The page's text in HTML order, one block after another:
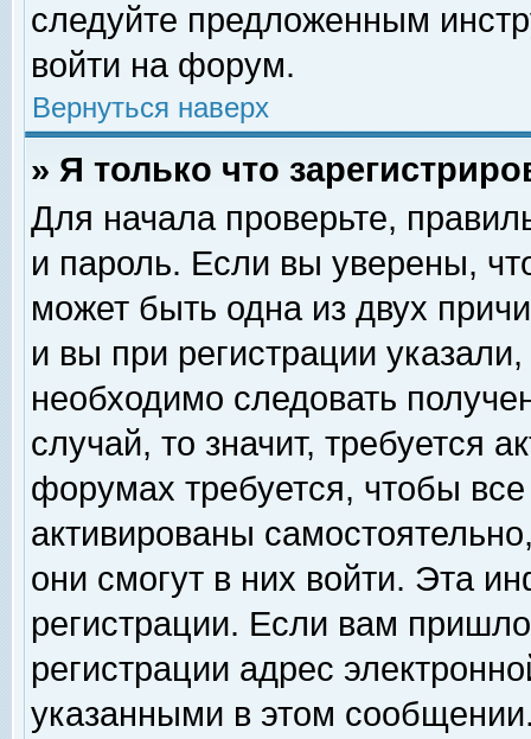
следуйте предложенным
войти на форум.
Вернуться наверх
» Я только что
Для начала проверьте,
и пароль. Если вы уверены,
может быть одна из двух
и вы при регистрации
необходимо следовать
случай, то значит, требуется
форумах требуется, чтобы
активированы
они смогут в них войти. Эта
регистрации. Если вам
регистрации адрес
указанными в этом